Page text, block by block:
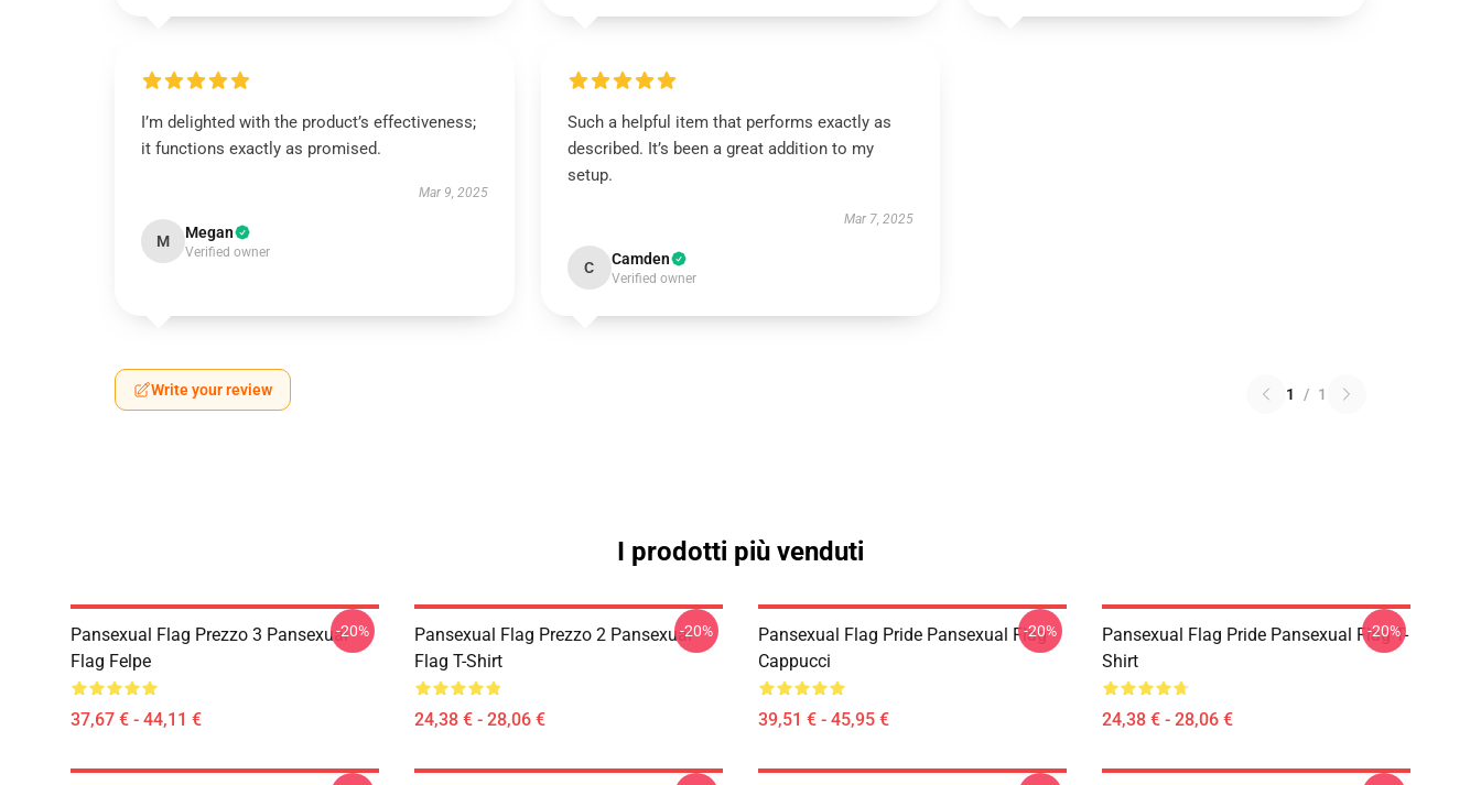
I’m delighted with the product’s effectiveness;
it functions exactly as promised.
Mar 9, 2025
M Megan
Verified owner
Such a helpful item that performs exactly as
described. It’s been a great addition to my
setup.
Mar 7, 2025
C Camden
Verified owner
Write your review 1 / 1
I prodotti più venduti
Pansexual Flag Prezzo 3 Pansexual
Flag Felpe
37,67 € - 44,11 €
-20%
Pansexual Flag Prezzo 2 Pansexual
Flag T-Shirt
24,38 € - 28,06 €
-20%
Pansexual Flag Pride Pansexual Flag
Cappucci
39,51 € - 45,95 €
-20%
Pansexual Flag Pride Pansexual Flag T-
Shirt
24,38 € - 28,06 €
-20%